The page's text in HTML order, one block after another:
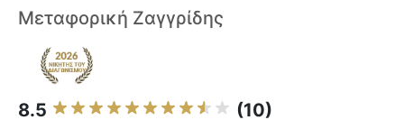
Μεταφορική Ζαγγρίδης
8.5 (10)